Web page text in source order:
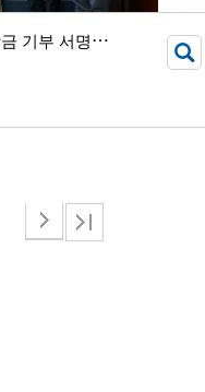
경
제학부 이종걸 명예교수, 장학금 기부 서명식 개최